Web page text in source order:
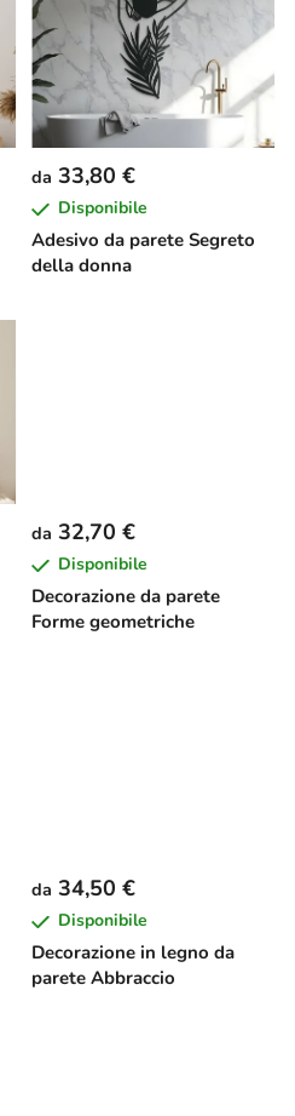
Adesivo da parete Segreto
della donna
da 33,80 €
Disponibile
Decorazione da parete
Forme geometriche
da 32,70 €
Disponibile
Decorazione in legno da
parete Abbraccio
da 34,50 €
Disponibile